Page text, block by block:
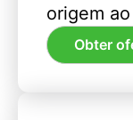
origem
Obter